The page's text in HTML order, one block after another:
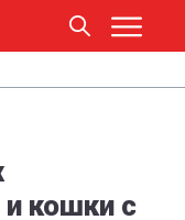
кошки с